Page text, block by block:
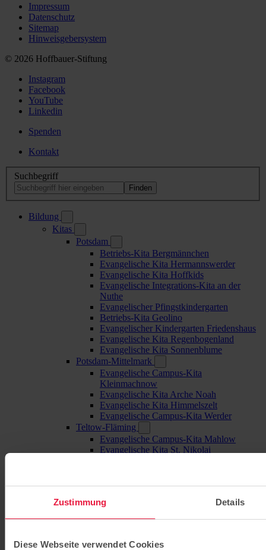
Zustimmung Details
Diese Webseite verwendet Cookies
Impressum
Datenschutz
Sitemap
Hinweisgebersystem
© 2026 Hoffbauer-Stiftung
Instagram
Facebook
YouTube
Linkedin
Spenden
Kontakt
Suchbegriff
Bildung
Kitas
Potsdam
Betriebs-Kita Bergmännchen
Evangelische Kita Hermannswerder
Evangelische Kita Hoffkids
Evangelische Integrations-Kita an der
Nuthe
Evangelischer Pfingstkindergarten
Betriebs-Kita Geolino
Evangelischer Kindergarten Friedenshaus
Evangelische Kita Regenbogenland
Evangelische Kita Sonnenblume
Potsdam-Mittelmark
Evangelische Campus-Kita
Kleinmachnow
Evangelische Kita Arche Noah
Evangelische Kita Himmelszelt
Evangelische Campus-Kita Werder
Teltow-Fläming
Evangelische Campus-Kita Mahlow
Evangelische Kita St. Nikolai
Havelland
Evangelische Kita Kinderland Elstal
Barnim
Evangelische Campus-Kita Bernau
Evangelische Grundschule Babelsberg